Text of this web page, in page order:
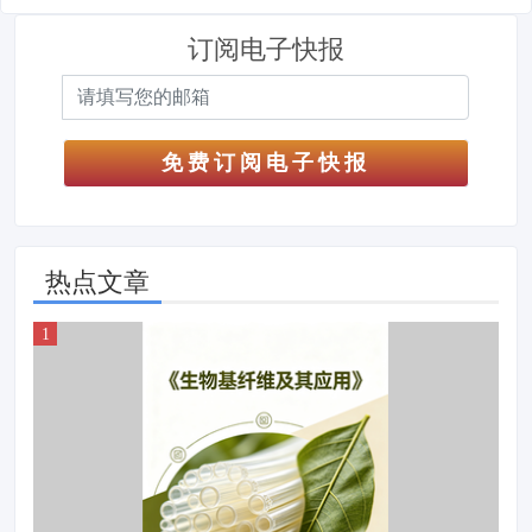
订阅电子快报
免费订阅电子快报
热点文章